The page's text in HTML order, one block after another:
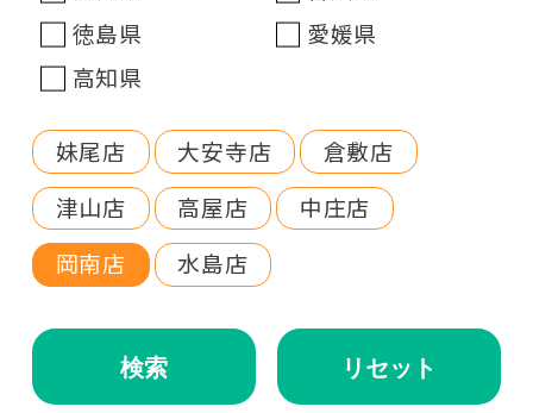
徳島県
愛媛県
高知県
妹尾店 大安寺店
倉敷店
津山店
高屋店
中庄店
岡南店
水島店
検索 リセット